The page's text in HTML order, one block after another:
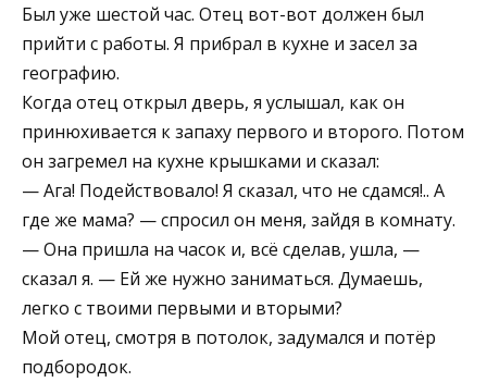
Был уже шестой час. Отец вот-вот должен был
прийти с работы. Я прибрал в кухне и засел за
географию.
Когда отец открыл дверь, я услышал, как он
принюхивается к запаху первого и второго. Потом
он загремел на кухне крышками и сказал:
— Ага! Подействовало! Я сказал, что не сдамся!.. А
где же мама? — спросил он меня, зайдя в комнату.
— Она пришла на часок и, всё сделав, ушла, —
сказал я. — Ей же нужно заниматься. Думаешь,
легко с твоими первыми и вторыми?
Мой отец, смотря в потолок, задумался и потёр
подбородок.